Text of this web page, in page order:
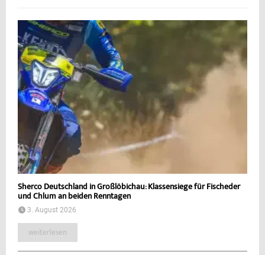
Sherco Deutschland in Großlöbichau: Klassensiege für Fischeder
und Chlum an beiden Renntagen
3. August 2026
weiterlesen